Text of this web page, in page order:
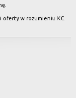
w rozumieniu KC.